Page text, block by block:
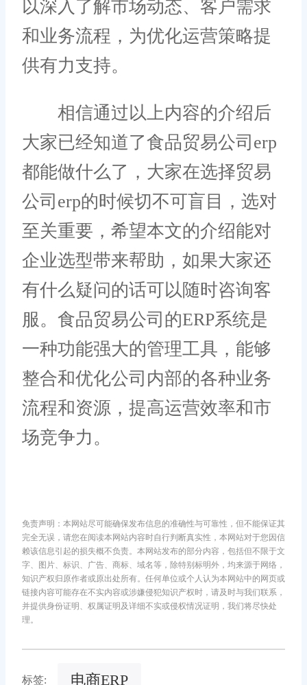
以深入了解市场动态、客户需求
和业务流程，为优化运营策略提
供有力支持。
相信通过以上内容的介绍后
大家已经知道了食品贸易公司erp
都能做什么了，大家在选择贸易
公司erp的时候切不可盲目，选对
至关重要，希望本文的介绍能对
企业选型带来帮助，如果大家还
有什么疑问的话可以随时咨询客
服。食品贸易公司的ERP系统是
一种功能强大的管理工具，能够
整合和优化公司内部的各种业务
流程和资源，提高运营效率和市
场竞争力。
免责声明：本网站尽可能确保发布信息的准确性与可靠性，但不能保证其
完全无误，请您在阅读本网站内容时自行判断真实性，本网站对于您因信
赖该信息引起的损失概不负责。本网站发布的部分内容，包括但不限于文
字、图片、标识、广告、商标、域名等，除特别标明外，均来源于网络，
知识产权归原作者或原出处所有。任何单位或个人认为本网站中的网页或
链接内容可能存在不实内容或涉嫌侵犯知识产权时，请及时与我们联系，
并提供身份证明、权属证明及详细不实或侵权情况证明，我们将尽快处
理。
标签: 电商ERP